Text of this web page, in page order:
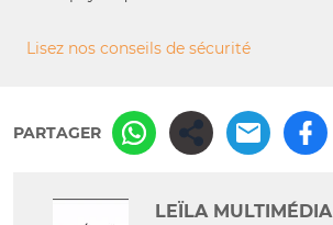
Lisez nos conseils de sécurité
PARTAGER
LEÏLA MULTIMÉDIA